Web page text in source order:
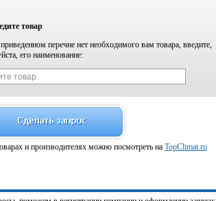
товар
перечне нет необходимого вам товара, введите,
его наименование:
и производителях можно посмотреть на TopClimat.ru